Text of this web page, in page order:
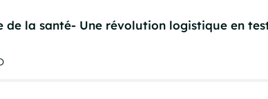
de la santé- Une révolution logistique en